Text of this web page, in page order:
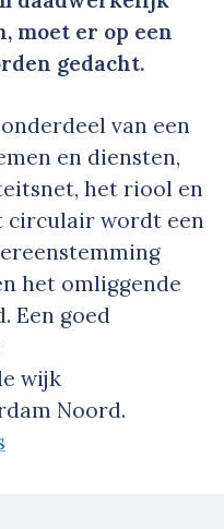
moet er op een
gedacht.
van een
en diensten,
het riool en
circulair wordt een
het omliggende
Een goed
wijk
Noord.